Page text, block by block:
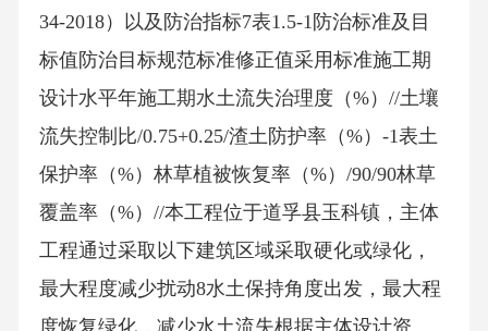
34-2018）以及防治指标7表1.5-1防治标准及目
标值防治目标规范标准修正值采用标准施工期
设计水平年施工期水土流失治理度（%）//土壤
流失控制比/0.75+0.25/渣土防护率（%）-1表土
保护率（%）林草植被恢复率（%）/90/90林草
覆盖率（%）//本工程位于道孚县玉科镇，主体
工程通过采取以下建筑区域采取硬化或绿化，
最大程度减少扰动8水土保持角度出发，最大程